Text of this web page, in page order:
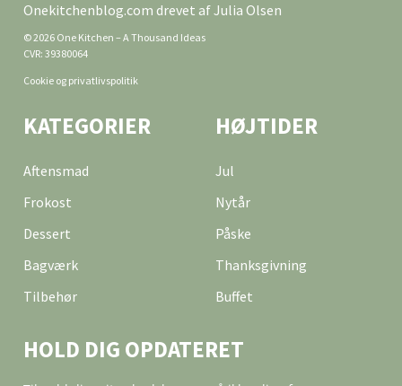
Onekitchenblog.com drevet af Julia Olsen
© 2026 One Kitchen – A Thousand Ideas
CVR: 39380064
Cookie og privatlivspolitik
KATEGORIER
Aftensmad
Frokost
Dessert
Bagværk
Tilbehør
HØJTIDER
Jul
Nytår
Påske
Thanksgivning
Buffet
HOLD DIG OPDATERET